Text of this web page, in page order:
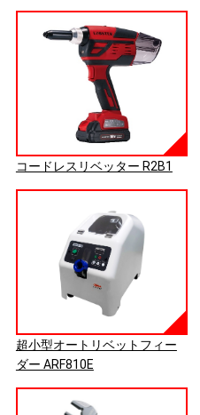
コードレスリベッター R2B1
超小型オートリベットフィー
ダー ARF810E